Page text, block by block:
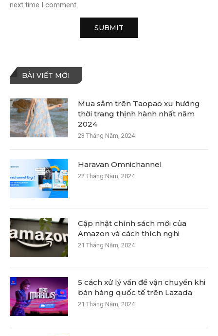
next time I comment.
BÀI VIẾT MỚI
Mua sắm trên Taopao xu hướng
thời trang thịnh hành nhất năm
2024
23 Tháng Năm, 2024
Haravan Omnichannel
22 Tháng Năm, 2024
Cập nhật chính sách mới của
Amazon và cách thích nghi
21 Tháng Năm, 2024
5 cách xử lý vấn đề vận chuyển khi
bán hàng quốc tế trên Lazada
21 Tháng Năm, 2024